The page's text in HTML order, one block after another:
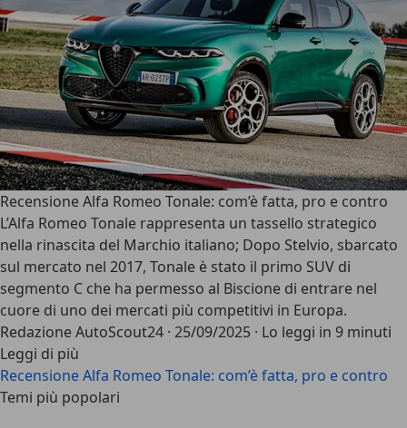
Recensione Alfa Romeo Tonale: com’è fatta, pro e contro
L’Alfa Romeo Tonale rappresenta un tassello strategico
nella rinascita del Marchio italiano; Dopo Stelvio, sbarcato
sul mercato nel 2017, Tonale è stato il primo SUV di
segmento C che ha permesso al Biscione di entrare nel
cuore di uno dei mercati più competitivi in Europa.
Redazione AutoScout24 · 25/09/2025 · Lo leggi in 9 minuti
Leggi di più
Recensione Alfa Romeo Tonale: com’è fatta, pro e contro
Temi più popolari